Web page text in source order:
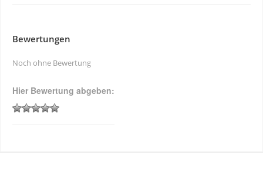
Bewertungen
Noch ohne Bewertung
Hier Bewertung abgeben: